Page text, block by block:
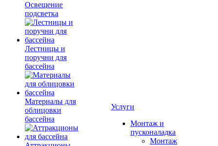
Освещение
подсветка
Лестницы и
поручни для
бассейна
Материалы для
облицовки
бассейна
Услуги
Монтаж и
пусконаладка
Монтаж